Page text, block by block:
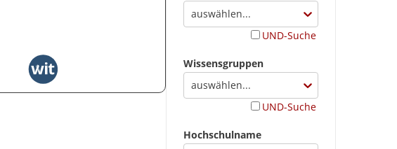
auswählen...
UND-Suche
Wissensgruppen
auswählen...
UND-Suche
Hochschulname